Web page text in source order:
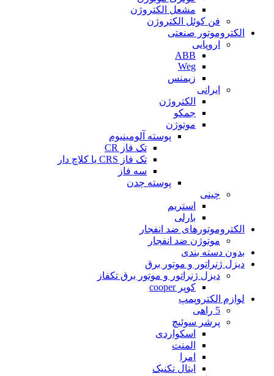
مشعل الکتروژن
فن کوئل الکتروژن
الکتروموتور صنعتی
اروپایی
ABB
Weg
زیمنس
ایرانی
الکتروژن
جمکو
موتوژن
پوسته آلومینیوم
تک فاز CR
تک فاز CRS یا کلاچ دار
سه فاز
پوسته چدن
چینی
استریم
بارلی
الکتروموتورهای ضد انفجار
موتوژن ضد انفجار
بدون دسته بندی
دیزل ژنراتور و موتور برق
دیزل ژنراتور و موتور برق تکفاز
کوپر cooper
لوازم الکتروپمپ
5 راهی
پرشر سوئیچ
اسکواردی
المنت
امرا
ایتال تکنیک